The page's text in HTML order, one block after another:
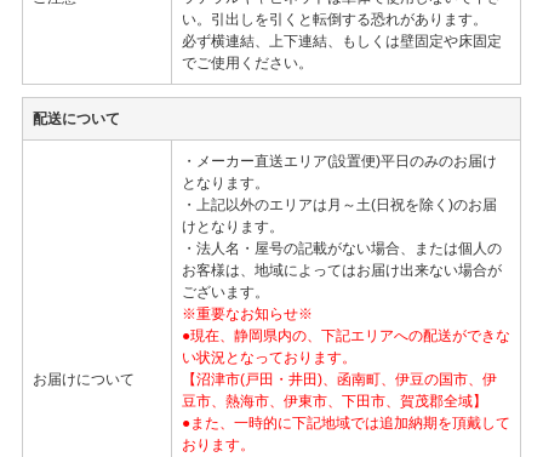
い。引出しを引くと転倒する恐れがあります。
必ず横連結、上下連結、もしくは壁固定や床固定
でご使用ください。
配送について
お届けについて
・メーカー直送エリア(設置便)平日のみのお届け
となります。
・上記以外のエリアは月～土(日祝を除く)のお届
けとなります。
・法人名・屋号の記載がない場合、または個人の
お客様は、地域によってはお届け出来ない場合が
ございます。
※重要なお知らせ※
●現在、静岡県内の、下記エリアへの配送ができな
い状況となっております。
【沼津市(戸田・井田)、函南町、伊豆の国市、伊
豆市、熱海市、伊東市、下田市、賀茂郡全域】
●また、一時的に下記地域では追加納期を頂戴して
おります。